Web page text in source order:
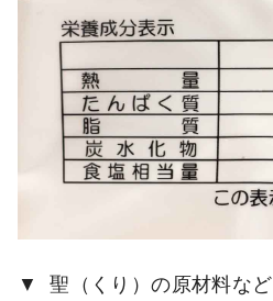
聖（くり）の原材料など